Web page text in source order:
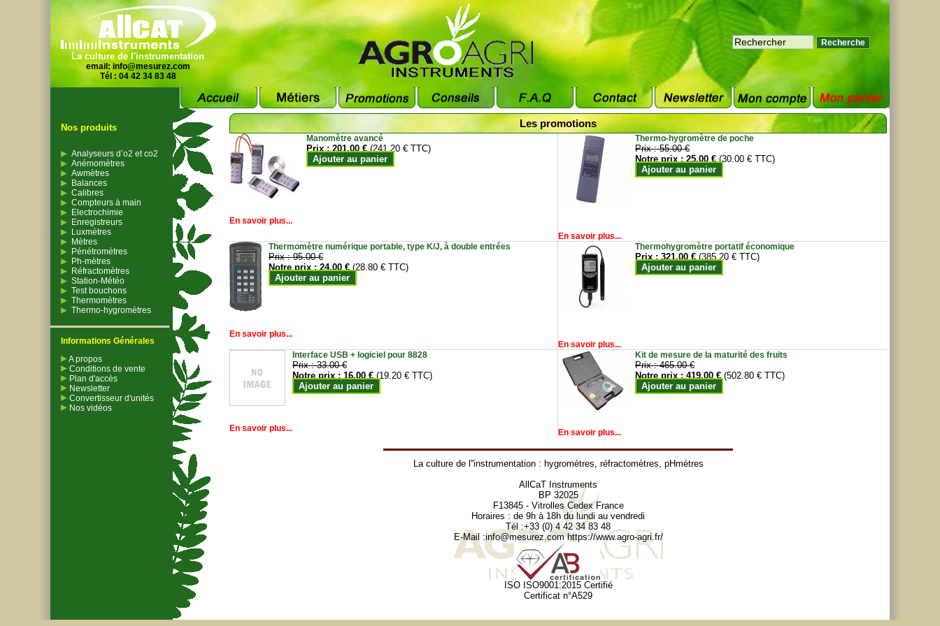
La culture de l'instrumentation
email: info@mesurez.com
Tél : 04 42 34 83 48
Nos produits
Analyseurs d’o2 et co2
Anémomètres
Awmètres
Balances
Calibres
Compteurs à main
Electrochimie
Enregistreurs
Luxmètres
Mètres
Pénétromètres
Ph-mètres
Réfractomètres
Station-Météo
Test bouchons
Thermomètres
Thermo-hygromètres
Informations Générales
A propos
Conditions de vente
Plan d'accès
Newsletter
Convertisseur d'unités
Nos vidéos
Les promotions
Manomètre avancé
Prix :201.00 € (241.20 € TTC)
Ajouter au panier
En savoir plus...
Thermo-hygromètre de poche
Prix :55.00 €
Notre prix :25.00 € (30.00 € TTC)
Ajouter au panier
En savoir plus...
Thermomètre numérique portable, type K/J, à double entrées
Prix :95.00 €
Notre prix :24.00 € (28.80 € TTC)
Ajouter au panier
En savoir plus...
Thermohygromètre portatif économique
Prix :321.00 € (385.20 € TTC)
Ajouter au panier
En savoir plus...
Interface USB + logiciel pour 8828
Prix :33.00 €
Notre prix :16.00 € (19.20 € TTC)
Ajouter au panier
En savoir plus...
Kit de mesure de la maturité des fruits
Prix :465.00 €
Notre prix :419.00 € (502.80 € TTC)
Ajouter au panier
En savoir plus...
La culture de l''instrumentation : hygromètres, réfractomètres, pHmètres
AllCaT Instruments
BP 32025
F13845 - Vitrolles Cedex France
Horaires : de 9h à 18h du lundi au vendredi
Tél :+33 (0) 4 42 34 83 48
E-Mail :info@mesurez.com https://www.agro-agri.fr/
ISO ISO9001:2015 Certifié
Certificat n°A529